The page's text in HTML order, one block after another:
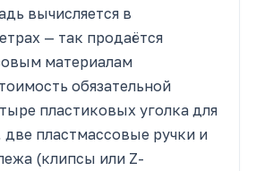
вычисляется в
— так продаётся
материалам
обязательной
пластиковых уголка для
пластмассовые ручки и
(клипсы или Z-